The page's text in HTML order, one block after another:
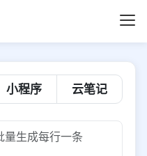
小程序 云笔记